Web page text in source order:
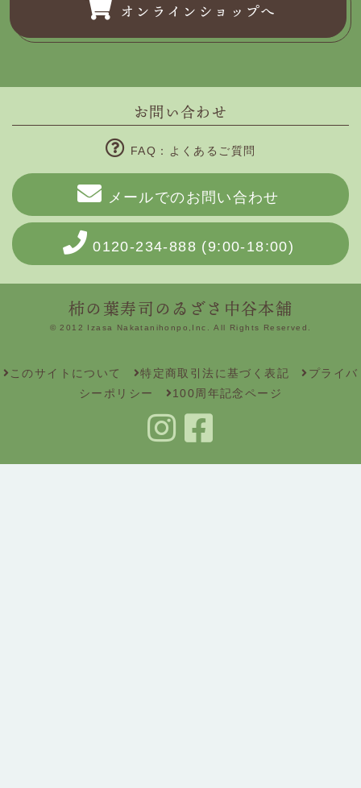
オンラインショップへ
お問い合わせ
FAQ：よくあるご質問
メールでのお問い合わせ
0120-234-888 (9:00-18:00)
柿の葉寿司のゐざさ中谷本舗
© 2012 Izasa Nakatanihonpo,Inc. All Rights Reserved.
このサイトについて 特定商取引法に基づく表記
プライバ
シーポリシー
100周年記念ページ